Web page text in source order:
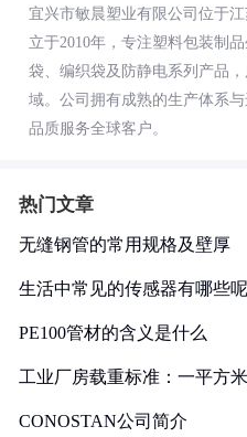
宜兴市敏晨塑业有限公司位于
立于2010年，专注塑料包装制
袋、编织袋及防静电系列产品
域。公司拥有成熟的生产体系
品质服务全球客户。
热门文章
无缝钢管的常用规格及壁厚
生活中常见的传感器有哪些呢
PE100管材的含义是什么
工业厂房载重标准：一平方
CONOSTAN公司简介